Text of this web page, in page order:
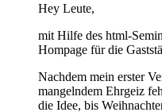
Hey Leute,
mit Hilfe des html-
Hompage für die
Nachdem mein erster
mangelndem Ehrgeiz
die Idee, bis